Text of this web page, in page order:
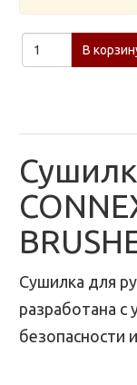
В
Сушилка для
разработана
безопасности